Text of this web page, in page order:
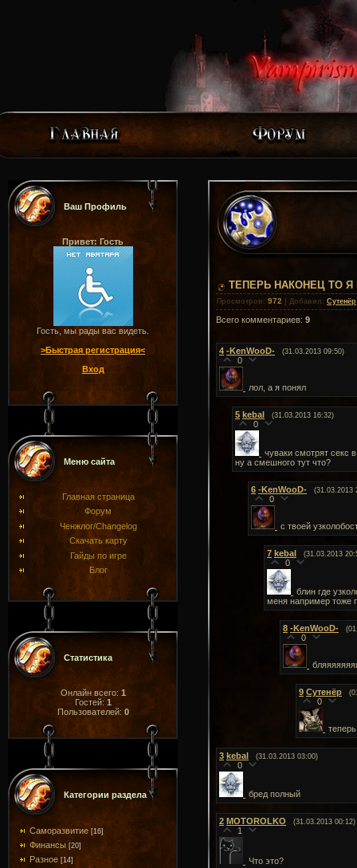
Ваш Профиль
Привет: Гость
Гость, мы рады вас видеть.
>Быстрая регистрация<
Вход
Меню сайта
Главная страница
Форум
Ченжлог/Changelog
Скачать карту
Гайды по игре
Блог
Статистика
Онлайн всего: 1
Гостей: 1
Пользователей: 0
Категории раздела
Саморазвитие [16]
Финансы [20]
Разное [14]
ТЕПЕРЬ НАКОНЕЦ ТО Я
Просмотров : 972 Добавил : Сутенёр
Всего комментариев: 9
4 -KenWooD- (31.03.2013 09:50)
0
лол, а я понял
5 kebal (31.03.2013 16:32)
0
чуваки смотрят секс
ну а смешного тут что?
6 -KenWooD- (31.03.2013
0
c твоей
7 kebal (31.03.2013
0
блин где
меня например тоже
8 -KenWooD-
0
9 Сутенёр
0
3 kebal (31.03.2013 03:00)
0
бред полный
2 MOTOROLKO (31.03.2013 00:12)
1
Что это?